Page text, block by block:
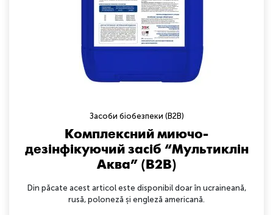
Засоби біобезпеки (B2B)
Комплексний миючо-
дезінфікуючий засіб “Мультиклін
Аква” (B2B)
Din păcate acest articol este disponibil doar în ucraineană,
rusă, poloneză și engleză americană.